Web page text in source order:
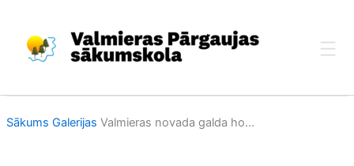
content
Sākums Galerijas Valmieras novada galda ho...